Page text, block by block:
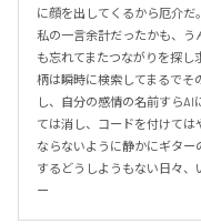
に顔を出してくるから厄介だ
私の一言余計だったかも、う
も忘れてまたつながりを探
柄は瞬時に検索してまるでそ
し、自分の感情の名前すら
ては消し、コードを付けて
ならないように静かにギター
するどうしようもない日々
ー